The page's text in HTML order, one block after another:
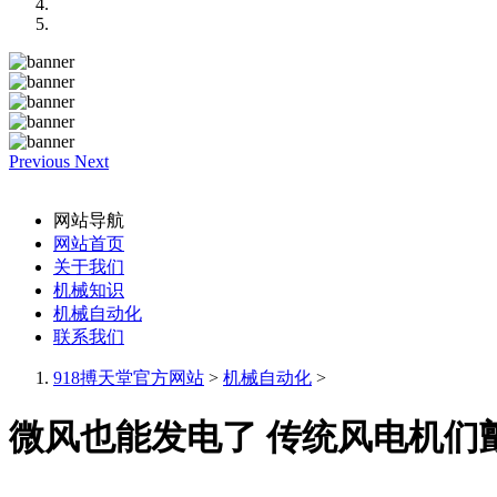
Previous Next
网站导航
网站首页
关于我们
机械知识
机械自动化
联系我们
918搏天堂官方网站 > 机械自动化 >
微风也能发电了 传统风电机们